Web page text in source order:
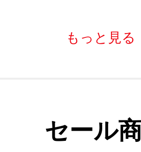
もっと見る
セール